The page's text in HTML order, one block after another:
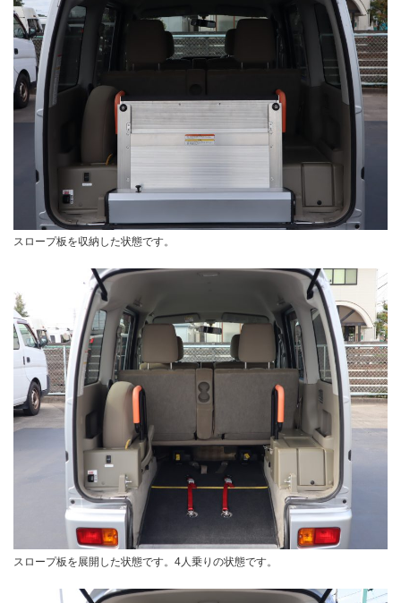
スロープ板を収納した状態です。
スロープ板を展開した状態です。4人乗りの状態です。